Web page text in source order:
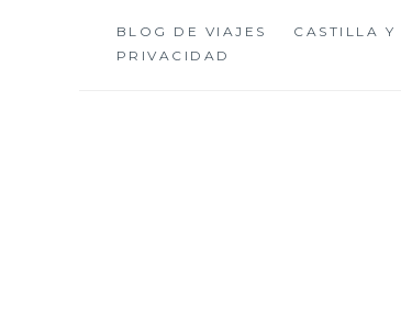
BLOG DE VIAJES CASTILLA Y
PRIVACIDAD